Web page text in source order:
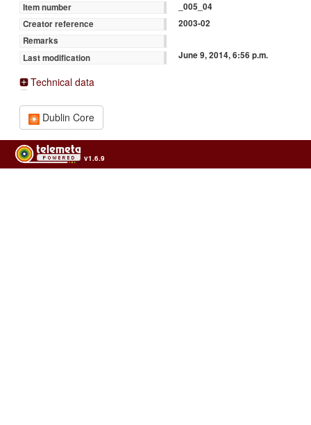
Item number
_005_04
Creator reference
2003-02
Remarks
Last modification
June 9, 2014, 6:56 p.m.
Technical data
Dublin Core
v1.6.9